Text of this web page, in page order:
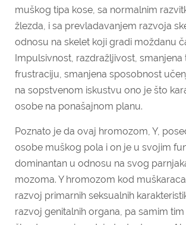
muškog tipa kose, sa normalnim
žlezda, i sa prevladavanjem razvoja
odnosu na skelet koji gradi moždanu
Impulsivnost, razdražljivost, smanjena
frustraciju, smanjena sposobnost
na sopstvenom iskustvu ono je što
osobe na ponašajnom planu.
Poznato je da ovaj hromozom, Y,
osobe muškog pola i on je u svojim
dominantan u odnosu na svog
mozoma. Y hromozom kod
razvoj primarnih seksualnih
razvoj genitalnih organa, pa samim